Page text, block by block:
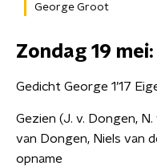
George Groot
Zondag 19
Gedicht George 1’17
Gezien (J. v. Dongen,
van Dongen, Niels van
opname